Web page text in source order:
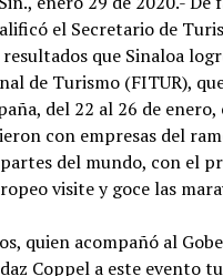
el Secretario de
que Sinaloa
de Turismo (FITUR),
del 22 al 26 de
con empresas del
del mundo, con el
visite y goce las
quien acompañó al
Coppel a este evento